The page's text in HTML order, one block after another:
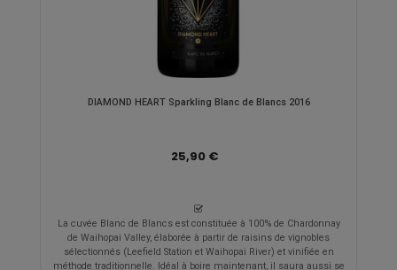
DIAMOND HEART Sparkling Blanc de Blancs 2016
25,90 €
La cuvée Blanc de Blancs est constituée à 100% de Chardonnay
de Waihopai Valley, élaborée à partir de raisins de vignobles
sélectionnés (Leefield Station et Waihopai River) et vinifiée en
méthode traditionnelle. Idéal à boire maintenant, il saura aussi se